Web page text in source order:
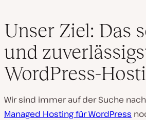
Unser Ziel: Das
und
WordPress-
Wir sind immer auf der Suche
Managed Hosting für WordPress